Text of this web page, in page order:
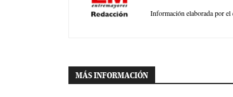
Información elaborada por el
MÁS INFORMACIÓN